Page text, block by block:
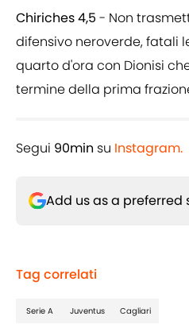
Chiriches 4,5 - Non
difensivo neroverde, fatali
quarto d'ora con Dionisi
termine della prima
Segui 90min su Instagram.
Add us as a preferred
Tag correlati
Serie A Juventus Cagliari